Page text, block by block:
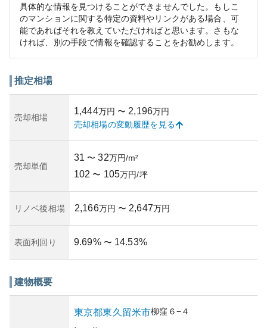
具体的な情報を見つけることができませんでした。もしこ
のマンションに関する特定の資料やリンクがある場合、可
能であればそれを教えていただければと思います。さもな
ければ、別の手段で情報を確認することをお勧めします。
推定相場
売却相場
1,444万円 〜 2,196万円
売却相場の変動履歴を見る
売却単価
31 〜 32万円/m²
102 〜 105万円/坪
リノベ後相場 2,166万円 〜 2,647万円
表面利回り 9.69% 〜 14.53%
建物概要
東京都東久留米市柳窪 ６−４